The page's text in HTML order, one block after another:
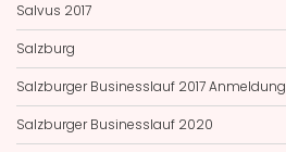
Salvus 2017
Salzburg
Salzburger Businesslauf 2017 Anmeldung
Salzburger Businesslauf 2020